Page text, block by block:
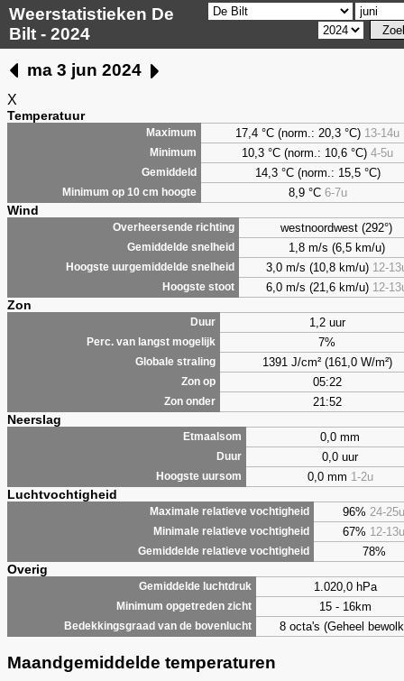
Weerstatistieken De
Bilt - 2024
ma 3 jun 2024
X
Temperatuur
Maximum 17,4 °C (norm.: 20,3 °C) 13-14u
Minimum 10,3 °C (norm.: 10,6 °C) 4-5u
Gemiddeld 14,3 °C (norm.: 15,5 °C)
Minimum op 10 cm hoogte 8,9°C 6-7u
Wind
Overheersende richting westnoordwest (292°)
Gemiddelde snelheid 1,8 m/s (6,5 km/u)
Hoogste uurgemiddelde snelheid 3,0 m/s (10,8 km/u) 12-
Hoogste stoot 6,0 m/s (21,6 km/u) 12-
Zon
Duur 1,2 uur
Perc. van langst mogelijk 7%
Globale straling 1391 J/cm² (161,0 W/m²)
Zon op 05:22
Zon onder 21:52
Neerslag
Etmaalsom 0,0 mm
Duur 0,0 uur
Hoogste uursom 0,0 mm 1-2u
Luchtvochtigheid
Maximale relatieve vochtigheid 96% 24-25u
Minimale relatieve vochtigheid 67% 12-13u
Gemiddelde relatieve vochtigheid 78%
Overig
Gemiddelde luchtdruk 1.020,0 hPa
Minimum opgetreden zicht 15 - 16km
Bedekkingsgraad van de bovenlucht 8 octa's (Geheel
Maandgemiddelde temperaturen